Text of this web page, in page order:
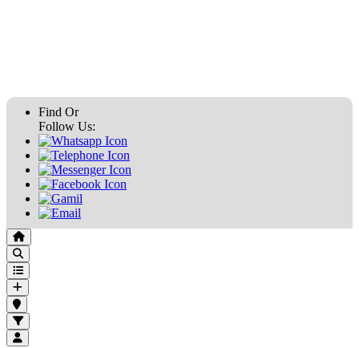
Find Or
Follow Us: